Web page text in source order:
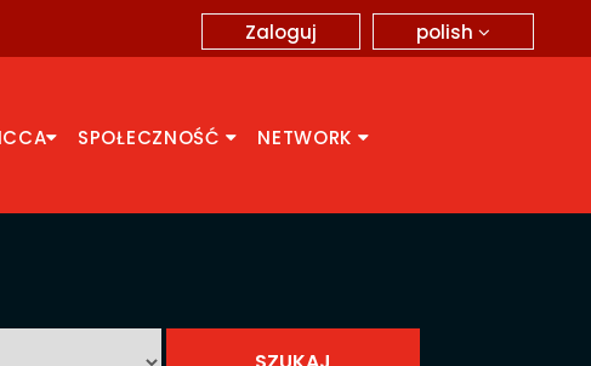
polish
Zaloguj
SPOŁECZNOŚĆ NETWORK